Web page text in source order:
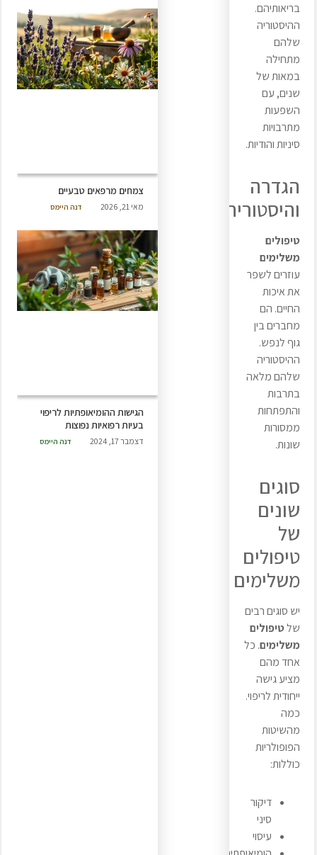
בריאותיהם.
ההיסטוריה
שלהם
מתחילה
במאות של
שנים, עם
השפעות
מתרבויות
סיניות והודיות.
הגדרה
והיסטוריה
טיפולים
משלימים
עוזרים לשפר
את איכות
החיים. הם
מחברים בין
גוף לנפש.
ההיסטוריה
שלהם מלאה
בתרבות
והתפתחות
ממסורות
שונות.
סוגים
שונים
של
טיפולים
משלימים
יש סוגים רבים
שלטיפולים
משלימים. כל
אחד מהם
מציע גישה
ייחודית לריפוי.
כמה
מהשיטות
הפופולריות
כוללות:
דיקור
סיני
עיסוי
צמחים מרפאים טבעיים
דנה היימס מאי 21, 2026
הגישות ההומיאופתיות לריפוי
בעיות רפואיות נפוצות
דנה היימס דצמבר 17, 2024